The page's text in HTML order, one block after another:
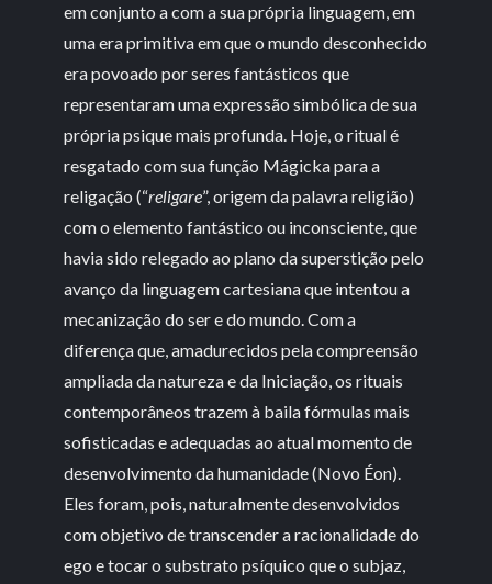
em conjunto a com a sua própria linguagem, em
uma era primitiva em que o mundo desconhecido
era povoado por seres fantásticos que
representaram uma expressão simbólica de sua
própria psique mais profunda. Hoje, o ritual é
resgatado com sua função Mágicka para a
religação (“religare”, origem da palavra religião)
com o elemento fantástico ou inconsciente, que
havia sido relegado ao plano da superstição pelo
avanço da linguagem cartesiana que intentou a
mecanização do ser e do mundo. Com a
diferença que, amadurecidos pela compreensão
ampliada da natureza e da Iniciação, os rituais
contemporâneos trazem à baila fórmulas mais
sofisticadas e adequadas ao atual momento de
desenvolvimento da humanidade (Novo Éon).
Eles foram, pois, naturalmente desenvolvidos
com objetivo de transcender a racionalidade do
ego e tocar o substrato psíquico que o subjaz,